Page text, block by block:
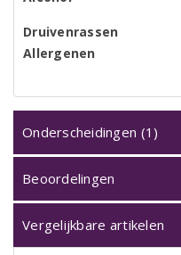
Druivenrassen
Allergenen
Onderscheidingen (1)
Beoordelingen
Vergelijkbare artikelen